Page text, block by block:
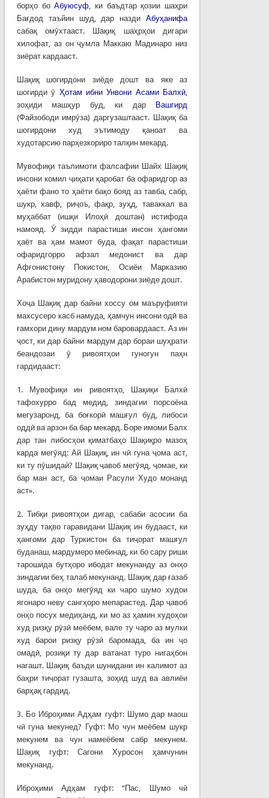
борҳо боАбуюсуф , ки баъдтар қозии шаҳри
Бағдод таъйин шуд, дар наздиАбуҳанифа
сабақ омӯхтааст. Шақиқ шаҳрҳои дигари
хилофат, аз он ҷумла Маккаю Мадинаро низ
зиёрат кардааст.
Шақиқ шогирдони зиёде дошт ва яке аз
шогирди ӯ Ҳотам ибни Унвони Асами Балхӣ
зоҳиди машҳур буд, ки дар Вашгирд
(Файзободи имрӯза) даргузаштааст. Шақиқ ба
шогирдони худ эътимоду қаноат ва
худотарсию парҳезкориро талқин мекард.
Мувофиқи таълимоти фалсафии Шайх Шақиқ
инсони комил ҷиҳати қаробат ба офаридгор аз
ҳаёти фано то ҳаёти бақо бояд аз тавба, сабр,
шукр, хавф, риҷоъ, фақр, зуҳд, таваккал ва
муҳаббат (ишқи Илоҳӣ доштан) истифода
намояд. Ӯ зидди парастиши инсон ҳангоми
ҳаёт ва ҳам мамот буда, фақат парастиши
офаридгорро афзал медонист ва дар
Афғонистону Покистон, Осиёи Марказию
Арабистон муридону ҳаводорони зиёде дошт.
Хоҷа Шақиқ дар байни хоссу ом маъруфияти
махсусеро касб намуда, ҳамчун инсони одӣ ва
ғамхори дину мардум ном баровардааст. Аз ин
ҷост, ки дар байни мардум дар бораи шуҳрати
беандозаи ӯ ривоятҳои гуногун паҳн
гардидааст:
1. Мувофиқи ин ривоятҳо, Шақиқи Балхӣ
тафохурро бад медид, зиндагии порсоёна
мегузаронд, ба боғкорӣ машғул буд, либоси
оддӣ ва арзон ба бар мекард. Боре имоми Балх
дар тан либосҳои қиматбаҳо Шақиқро мазоҳ
карда мегӯяд: Ай Шақиқ, ин чӣ гуна ҷома аст,
ки ту пӯшидаӣ? Шақиқ ҷавоб мегӯяд, ҷомае, ки
бар ман аст, ба ҷомаи Расули Худо монанд
аст».
2. Тибқи ривоятҳои дигар, сабаби асосии ба
зуҳду тақво гаравидани Шақиқ ин будааст, ки
ҳангоми дар Туркистон ба тиҷорат машғул
буданаш, мардумеро мебинад, ки бо сару риши
тарошида бутҳоро ибодат мекунанду аз онҳо
зиндагии беҳ талаб мекунанд. Шақиқ дар ғазаб
шуда, ба онҳо мегӯяд ки чаро шумо худои
ягонаро неву сангҳоро мепарастед. Дар ҷавоб
онҳо посух медиҳанд, ки мо аз ҳамин худоҳои
худ ризқу рӯзӣ меёбем, вале ту чаро аз мулки
худ барои ризқу рӯзӣ баромада, ба ин ҷо
омадӣ, розиқи ту дар ватанат туро нигаҳбон
нагашт. Шақиқ баъди шунидани ин калимот аз
баҳри тиҷорат гузашта, зоҳид шуд ва авлиёи
барҳақ гардид.
3. Бо Иброҳими Адҳам гуфт: Шумо дар маош
чӣ гуна мекунед? Гуфт: Мо чун меёбем шукр
мекунем ва чун намеёбем сабр мекунем.
Шақиқ гуфт: Сагони Хуросон ҳамчунин
мекунанд.
Иброҳими Адҳам гуфт: “Пас, Шумо чӣ